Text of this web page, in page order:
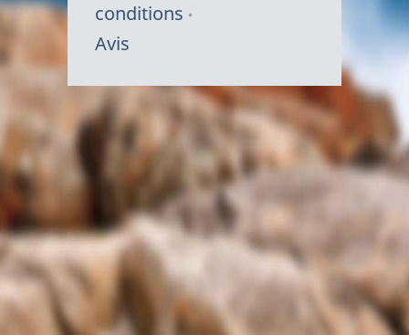
conditions
Avis
Symbole
du
Canada